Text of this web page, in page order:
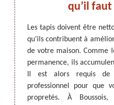
ARTISAN DEZITTER
CANNAGE -
pour
les
site
ses
qu’il
Les tapis doivent être
qu’ils contribuent à
de votre maison. Comme
permanence, ils
Il est alors requis de
professionnel pour que
propretés. À